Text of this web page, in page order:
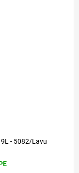
9L - 5082/Lavu